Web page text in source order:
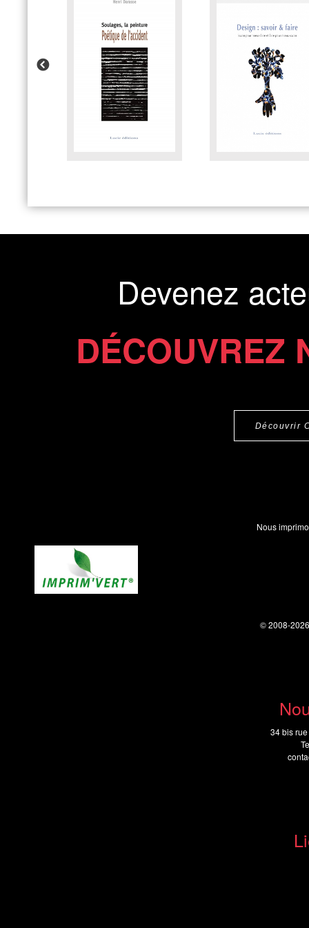
Devenez
DÉCOUVREZ
Découvrir
34 bis
Nous
© 2008-